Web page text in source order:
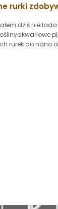
rurki
dziś nie
rurek do nano